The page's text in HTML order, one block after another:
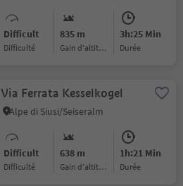
Difficult
Difficulté
835 m
Gain d'altitude
3h:25 Min
durée
Via Ferrata Kesselkogel
Alpe di Siusi/Seiseralm
Difficult
Difficulté
638 m
Gain d'altitude
1h:21 Min
durée